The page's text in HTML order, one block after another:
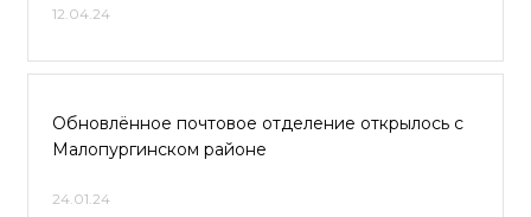
12.04.24
Обновлённое почтовое отделение открылось с
Малопургинском районе
24.01.24